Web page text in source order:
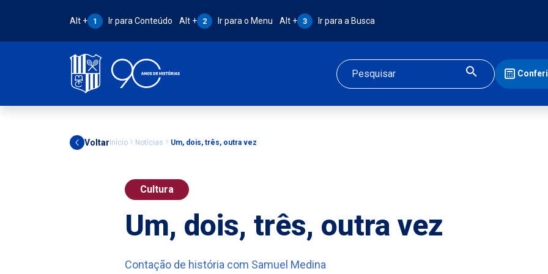
Atalho Alt + 1:
Alt + 1 Ir para Conteúdo Atalho Alt + 2:
Alt + 2 Ir para o Menu Atalho Alt + 3:
Alt + 3 Ir para a Busca
Buscar
Voltar Início Notícias Um, dois, três, outra vez
Cultura
Um, dois, três, outra vez
Contação de história com Samuel Medina